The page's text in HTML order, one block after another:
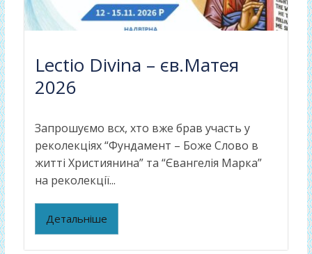
Lectio Divina – єв.Матея
2026
Запрошуємо всх, хто вже брав участь у
реколекціях “Фундамент – Боже Слово в
житті Християнина” та “Євангелія Марка”
на реколекції...
Детальніше